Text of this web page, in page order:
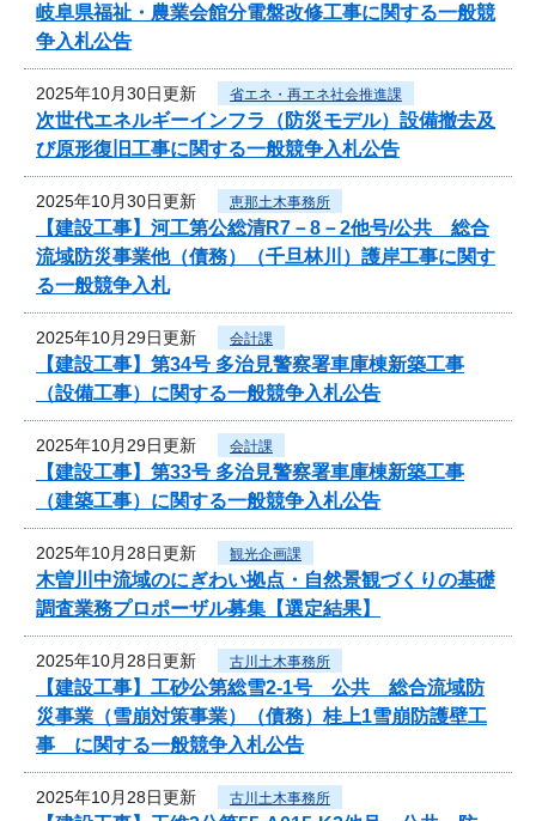
岐阜県福祉・農業会館分電盤改修工事に関する一般競
争入札公告
2025年10月30日更新 省エネ・再エネ社会推進課
次世代エネルギーインフラ（防災モデル）設備撤去及
び原形復旧工事に関する一般競争入札公告
2025年10月30日更新 恵那土木事務所
【建設工事】河工第公総清R7－8－2他号/公共 総合
流域防災事業他（債務）（千旦林川）護岸工事に関す
る一般競争入札
2025年10月29日更新 会計課
【建設工事】第34号 多治見警察署車庫棟新築工事
（設備工事）に関する一般競争入札公告
2025年10月29日更新 会計課
【建設工事】第33号 多治見警察署車庫棟新築工事
（建築工事）に関する一般競争入札公告
2025年10月28日更新 観光企画課
木曽川中流域のにぎわい拠点・自然景観づくりの基礎
調査業務プロポーザル募集【選定結果】
2025年10月28日更新 古川土木事務所
【建設工事】工砂公第総雪2-1号 公共 総合流域防
災事業（雪崩対策事業）（債務）桂上1雪崩防護壁工
事 に関する一般競争入札公告
2025年10月28日更新 古川土木事務所